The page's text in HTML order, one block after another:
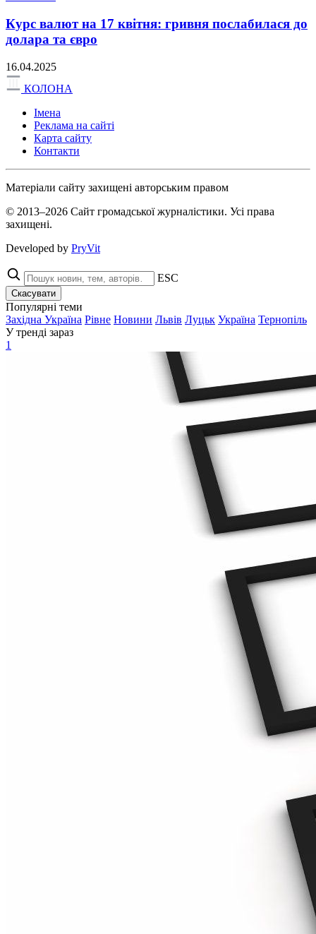
Курс валют на 17 квітня: гривня послабилася до
долара та євро
16.04.2025
КОЛОНА
Імена
Реклама на сайті
Карта сайту
Контакти
Матеріали сайту захищені авторським правом
© 2013–2026 Сайт громадської журналістики. Усі права
захищені.
Developed by PryVit
ESC
Скасувати
Популярні теми
Західна Україна Рівне Новини Львів Луцьк Україна Тернопіль
У тренді зараз
1